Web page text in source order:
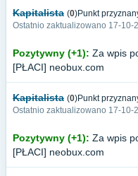
Kapitalista (0)Punkt
Ostatnio zaktualizowano 17-10-
Pozytywny (+1): Za wpis
[PŁACI] neobux.com
Kapitalista (0)Punkt
Ostatnio zaktualizowano 17-10-
Pozytywny (+1): Za wpis
[PŁACI] neobux.com